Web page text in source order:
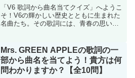
「V6 歌詞から曲名当てクイズ」へようこ
そ！V6の輝かしい歴史とともに生まれた
名曲たち。その歌詞には、青春の思い出
なV6の楽曲から選りすぐりの歌詞をヒン
トに、曲名を当て...
Mrs. GREEN APPLEの歌詞の一
部から曲名を当てよう！貴方は何
問わかりますか？【全10問】